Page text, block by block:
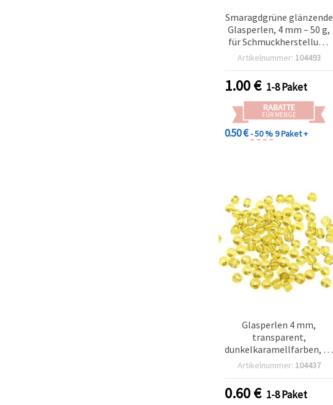
Smaragdgrüne glänzende
Glasperlen, 4 mm – 50 g,
für Schmuckherstellung
& Dekoration
Artikelnummer: 104493
1.00€ 1-8 Paket
RABATTE
FÜR MENGE
0.50 €- 50 %9 Paket +
Glasperlen 4 mm,
transparent,
dunkelkaramellfarben, 50
g – für Basteln &
Artikelnummer: 104437
0.60€ 1-8 Paket